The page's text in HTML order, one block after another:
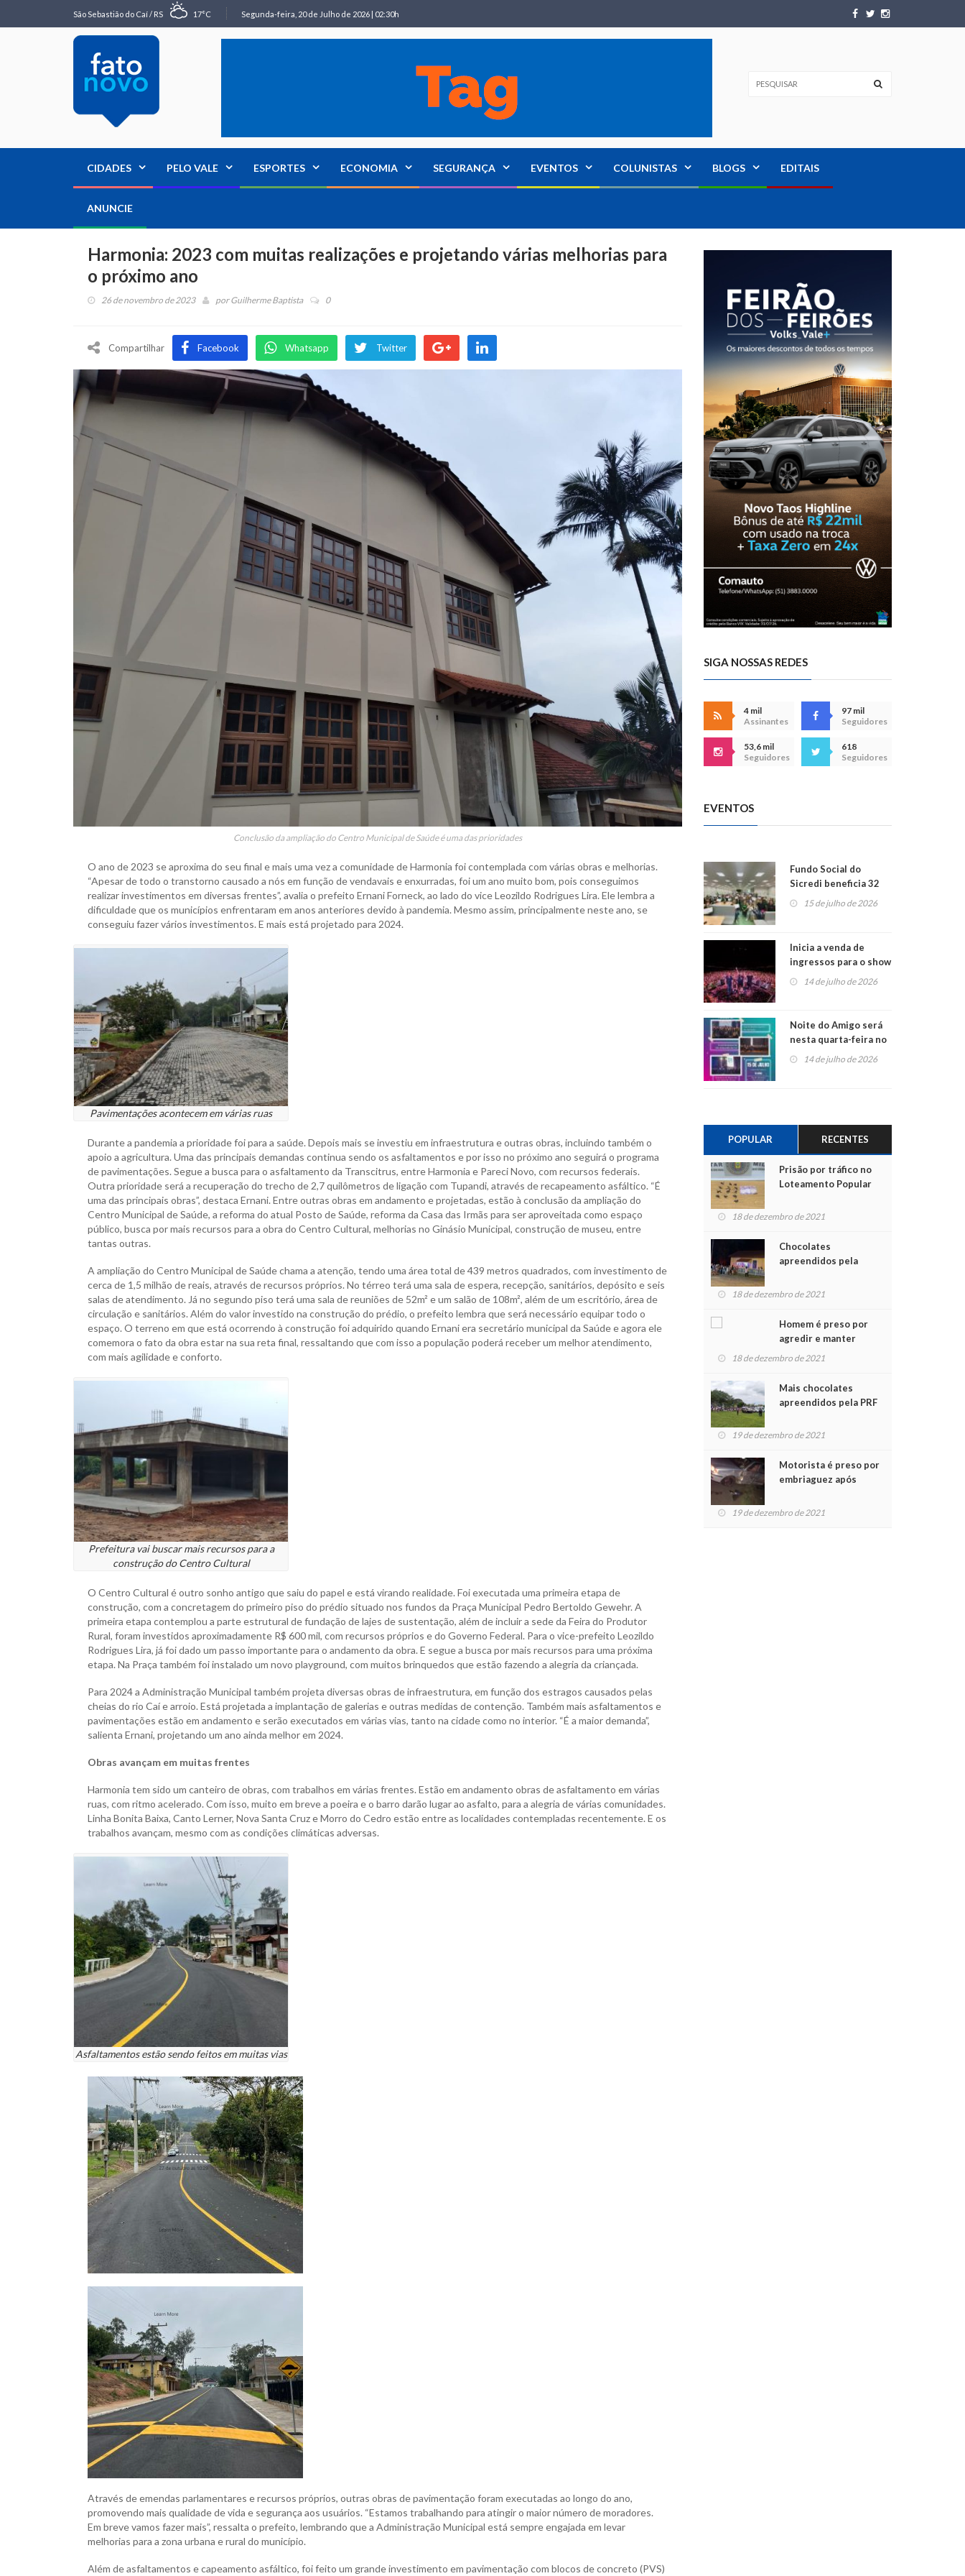
São Sebastião do Caí / RS 17°C Segunda-feira, 20 de Julho de 2026 | 02:30h
CIDADES PELO VALE ESPORTES ECONOMIA SEGURANÇA EVENTOS COLUNISTAS BLOGS EDITAIS
ANUNCIE
Harmonia: 2023 com muitas realizações e projetando várias melhorias para
o próximo ano
26 de novembro de 2023 porGuilherme Baptista 0
Compartilhar Facebook Whatsapp Twitter
Conclusão da ampliação do Centro Municipal de Saúde é uma das prioridades
O ano de 2023 se aproxima do seu final e mais uma vez a comunidade de Harmonia foi contemplada com várias obras e melhorias.
“Apesar de todo o transtorno causado a nós em função de vendavais e enxurradas, foi um ano muito bom, pois conseguimos
realizar investimentos em diversas frentes”, avalia o prefeito Ernani Forneck, ao lado do vice Leozildo Rodrigues Lira. Ele lembra a
dificuldade que os municípios enfrentaram em anos anteriores devido à pandemia. Mesmo assim, principalmente neste ano, se
conseguiu fazer vários investimentos. E mais está projetado para 2024.
Pavimentações acontecem em várias ruas
Durante a pandemia a prioridade foi para a saúde. Depois mais se investiu em infraestrutura e outras obras, incluindo também o
apoio a agricultura. Uma das principais demandas continua sendo os asfaltamentos e por isso no próximo ano seguirá o programa
de pavimentações. Segue a busca para o asfaltamento da Transcitrus, entre Harmonia e Pareci Novo, com recursos federais.
Outra prioridade será a recuperação do trecho de 2,7 quilômetros de ligação com Tupandi, através de recapeamento asfáltico. “É
uma das principais obras”, destaca Ernani. Entre outras obras em andamento e projetadas, estão à conclusão da ampliação do
Centro Municipal de Saúde, a reforma do atual Posto de Saúde, reforma da Casa das Irmãs para ser aproveitada como espaço
público, busca por mais recursos para a obra do Centro Cultural, melhorias no Ginásio Municipal, construção de museu, entre
tantas outras.
A ampliação do Centro Municipal de Saúde chama a atenção, tendo uma área total de 439 metros quadrados, com investimento de
cerca de 1,5 milhão de reais, através de recursos próprios. No térreo terá uma sala de espera, recepção, sanitários, depósito e seis
salas de atendimento. Já no segundo piso terá uma sala de reuniões de 52m² e um salão de 108m², além de um escritório, área de
circulação e sanitários. Além do valor investido na construção do prédio, o prefeito lembra que será necessário equipar todo o
espaço. O terreno em que está ocorrendo à construção foi adquirido quando Ernani era secretário municipal da Saúde e agora ele
comemora o fato da obra estar na sua reta final, ressaltando que com isso a população poderá receber um melhor atendimento,
com mais agilidade e conforto.
Prefeitura vai buscar mais recursos para a
construção do Centro Cultural
O Centro Cultural é outro sonho antigo que saiu do papel e está virando realidade. Foi executada uma primeira etapa de
construção, com a concretagem do primeiro piso do prédio situado nos fundos da Praça Municipal Pedro Bertoldo Gewehr. A
primeira etapa contemplou a parte estrutural de fundação de lajes de sustentação, além de incluir a sede da Feira do Produtor
Rural, foram investidos aproximadamente R$ 600 mil, com recursos próprios e do Governo Federal. Para o vice-prefeito Leozildo
Rodrigues Lira, já foi dado um passo importante para o andamento da obra. E segue a busca por mais recursos para uma próxima
etapa. Na Praça também foi instalado um novo playground, com muitos brinquedos que estão fazendo a alegria da criançada.
Para 2024 a Administração Municipal também projeta diversas obras de infraestrutura, em função dos estragos causados pelas
cheias do rio Caí e arroio. Está projetada a implantação de galerias e outras medidas de contenção. Também mais asfaltamentos e
pavimentações estão em andamento e serão executados em várias vias, tanto na cidade como no interior. “É a maior demanda”,
salienta Ernani, projetando um ano ainda melhor em 2024.
Obras avançam em muitas frentes
Harmonia tem sido um canteiro de obras, com trabalhos em várias frentes. Estão em andamento obras de asfaltamento em várias
ruas, com ritmo acelerado. Com isso, muito em breve a poeira e o barro darão lugar ao asfalto, para a alegria de várias comunidades.
Linha Bonita Baixa, Canto Lerner, Nova Santa Cruz e Morro do Cedro estão entre as localidades contempladas recentemente. E os
trabalhos avançam, mesmo com as condições climáticas adversas.
Asfaltamentos estão sendo feitos em muitas vias
Através de emendas parlamentares e recursos próprios, outras obras de pavimentação foram executadas ao longo do ano,
promovendo mais qualidade de vida e segurança aos usuários. “Estamos trabalhando para atingir o maior número de moradores.
Em breve vamos fazer mais”, ressalta o prefeito, lembrando que a Administração Municipal está sempre engajada em levar
melhorias para a zona urbana e rural do município.
Além de asfaltamentos e capeamento asfáltico, foi feito um grande investimento em pavimentação com blocos de concreto (PVS)
SIGA NOSSAS REDES
4 mil
Assinantes
97 mil
Seguidores
53,6 mil
Seguidores
618
Seguidores
EVENTOS
Fundo Social do
Sicredi beneficia 32
projetos em
15 de julho de 2026
Inicia a venda de
ingressos para o show
do Jota Quest nos 45
anos da Sicredi Ouro
14 de julho de 2026
Noite do Amigo será
nesta quarta-feira no
Centro de Cultura de
14 de julho de 2026
POPULAR RECENTES
Prisão por tráfico no
Loteamento Popular
18 de dezembro de 2021
Chocolates
apreendidos pela
para crianças na
18 de dezembro de 2021
Homem é preso por
agredir e manter
mulher em cárcere
18 de dezembro de 2021
Mais chocolates
apreendidos pela PRF
crianças no Natal
19 de dezembro de 2021
Motorista é preso por
embriaguez após
feridos
19 de dezembro de 2021